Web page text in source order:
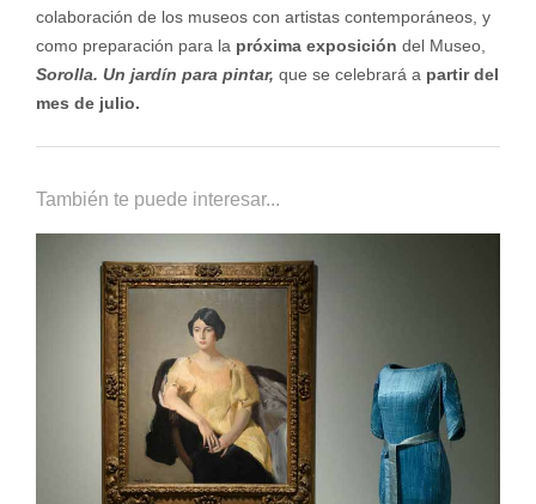
colaboración de los museos con artistas contemporáneos, y
como preparación para la próxima exposición del Museo,
Sorolla. Un jardín para pintar, que se ce­lebrará apartir del
mes de julio.
También te puede interesar...